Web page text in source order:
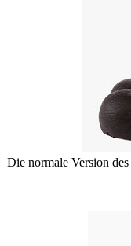
Die normale Version des